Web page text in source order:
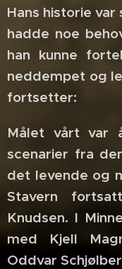
Hans historie var
hadde noe
han kunne
neddempet og
fortsetter:
Målet vårt var
scenarier fra
det levende og
Stavern
Knudsen. I
med Kjell
Oddvar